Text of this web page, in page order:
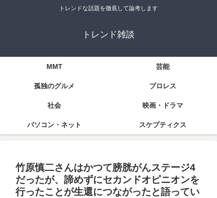
トレンドな話題を徹底して論考します
トレンド雑談
MMT 芸能
孤独のグルメ プロレス
社会 映画・ドラマ
パソコン・ネット スケプティクス
竹原慎二さんはかつて膀胱がんステージ4
だったが、諦めずにセカンドオピニオンを
行ったことが生還につながったと語ってい